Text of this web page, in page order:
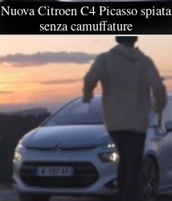
Nuova Citroen C4 Picasso spiata
senza camuffature